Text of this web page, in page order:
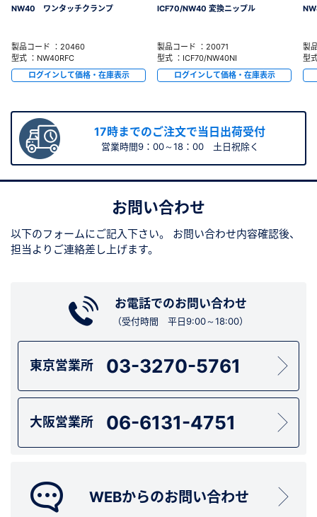
NW40 ワンタッチクランプ
製品コード ：20460
型式 ：NW40RFC
ログインして価格・在庫表示
ICF70/NW40 変換ニップル
製品コード ：20071
型式 ：ICF70/NW40NI
ログインして価格・在庫表示
製
型
17時までのご注文で当日出荷受付
営業時間9：00～18：00 土日祝除く
お問い合わせ
以下のフォームにご記入下さい。
お問い合わせ内容確認後、
担当よりご連絡差し上げます。
お電話でのお問い合わせ
（受付時間 平日9:00～18:00）
東京営業所 03-3270-5761
大阪営業所 06-6131-4751
WEBからのお問い合わせ